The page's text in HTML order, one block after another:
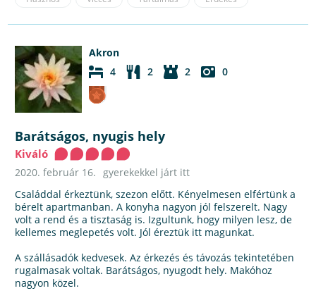
Akron
4
2 2 0
Barátságos, nyugis hely
Kiváló
2020. február 16. gyerekekkel járt itt
Családdal érkeztünk, szezon előtt. Kényelmesen elfértünk a
bérelt apartmanban. A konyha nagyon jól felszerelt. Nagy
volt a rend és a tisztaság is. Izgultunk, hogy milyen lesz, de
kellemes meglepetés volt. Jól éreztük itt magunkat.
A szállásadók kedvesek. Az érkezés és távozás tekintetében
rugalmasak voltak. Barátságos, nyugodt hely. Makóhoz
nagyon közel.